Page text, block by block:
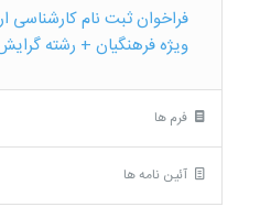
ویژه فرهنگیان + رشته
فرم ها
آئین نامه ها